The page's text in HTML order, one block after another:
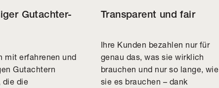
Gutachter-
mit erfahrenen und
Gutachtern
die die
Transparent und fair
Ihre Kunden bezahlen nur für
genau das, was sie wirklich
brauchen und nur so lange, wie
sie es brauchen – dank